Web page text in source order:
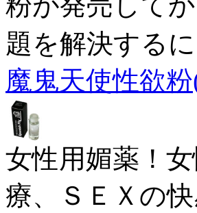
題を解決する
魔鬼天使性欲
女性用媚薬！
療、ＳＥＸの